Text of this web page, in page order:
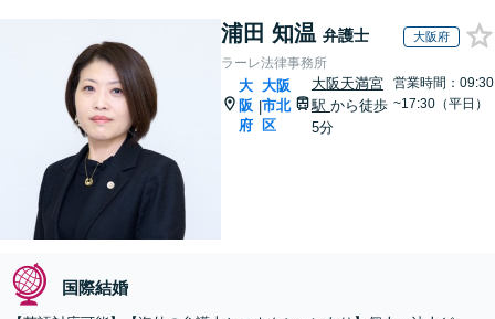
浦田 知温 弁護士 大阪府
ラーレ法律事務所
大
阪
府
|
大阪
市北
区
大阪天満宮
駅 から徒歩
5分
営業時間：09:30
~17:30（平日）
国際結婚